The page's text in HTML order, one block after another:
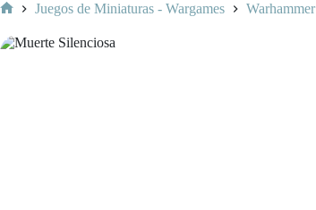
Juegos de Miniaturas - Wargames Warhammer